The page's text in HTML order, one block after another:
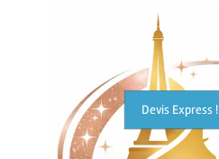
Devis Express !